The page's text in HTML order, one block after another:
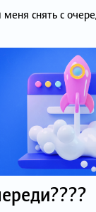
снять с